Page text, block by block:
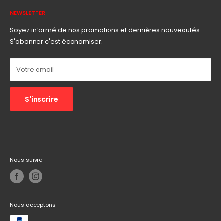
Téléphone :
Email :informatech.contact@gmail.com
NEWSLETTER
Soyez informé de nos promotions et dernières nouveautés.
S'abonner c'est économiser.
Votre email
S'inscrire
Nous suivre
Nous acceptons